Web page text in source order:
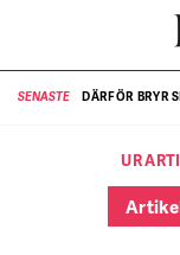
SENASTE DÄRFÖR BRYR
UR